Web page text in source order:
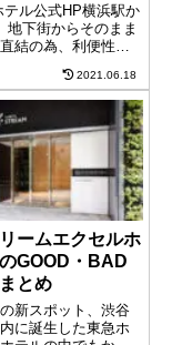
ル公式HP横浜駅か
地下街からそのまま
結の為、利便性は
ロアー・シェラトン
ニューアルオープ
年を間近に控え、
るシェラトンホテ
2021.06.18
ームエクセルホ
GOOD・BAD
とめ
新スポット、渋谷
に誕生した東急ホ